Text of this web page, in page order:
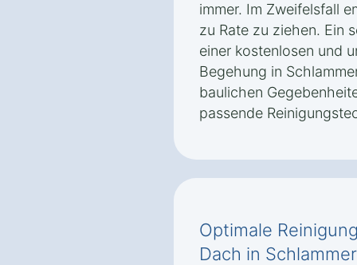
immer. Im Zweifelsfall
zu Rate zu ziehen. Ein
einer kostenlosen und
Begehung in
baulichen
passende
Optimale
Dach in